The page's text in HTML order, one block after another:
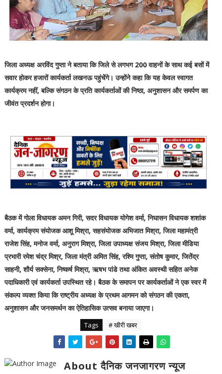
जिला अध्यक्ष अरविंद गुप्ता ने बताया कि जिले से लगभग 200 वाहनों के साथ कई बसों में
सवार होकर हजारों कार्यकर्ता लखनऊ पहुंचेंगे। उन्होंने कहा कि यह केवल स्वागत
कार्यक्रम नहीं, बल्कि संगठन के प्रति कार्यकर्ताओं की निष्ठा, अनुशासन और समर्पण का
जीवंत प्रदर्शन होगा।
बैठक में गोला विधायक अमन गिरी, सदर विधायक योगेश वर्मा, निघासन विधायक शशांक
वर्मा, कार्यक्रम संयोजक आशू मिश्रा, सहसंयोजक अभिजात मिश्रा, जिला महामंत्री
राजेश सिंह, मनोज वर्मा, अनुराग मिश्रा, जिला उपाध्यक्ष संजय मिश्रा, जिला मीडिया
प्रभारी रमेश चंद्र मिश्र, जिला मंत्री अमित सिंह, रश्मि गुप्ता, संतोष कुमार, जितेंद्र
साहनी, शौर्य सक्सेना, निष्कर्ष मिश्रा, ऋषभ पांडे तथा अंकित अवस्थी सहित अनेक
पदाधिकारी एवं कार्यकर्ता उपस्थित रहे। बैठक के समापन पर कार्यकर्ताओं ने एक स्वर में
संकल्प व्यक्त किया कि राष्ट्रीय अध्यक्ष के प्रथम आगमन को संगठन की एकता,
अनुशासन और जनसमर्थन का ऐतिहासिक उत्सव बनाया जाएगा।
Tags # खीरी खबर
About दैनिक जनजागरण न्यूज